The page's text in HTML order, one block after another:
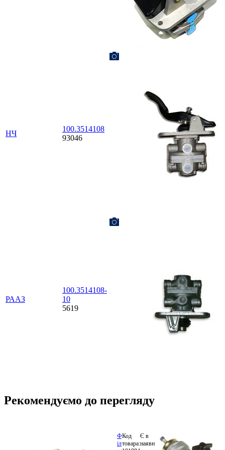
НЧ
100.3514108
93046
РААЗ
100.3514108-
10
5619
Рекомендуємо до перегляду
Ф
іл
Код
товара:
Є в
наявності
S.I.L.A.
100.3511310 грн.